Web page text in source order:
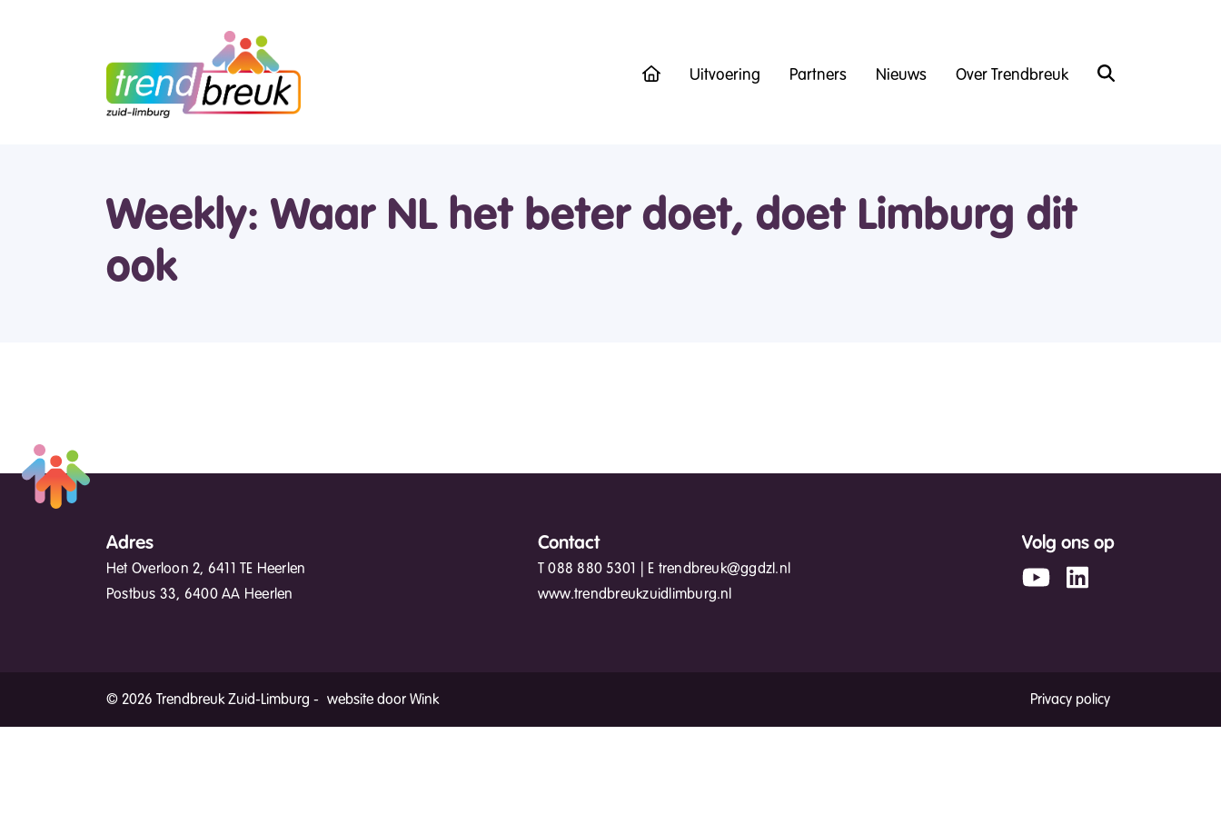
Uitvoering Partners Nieuws Over Trendbreuk
Weekly: Waar NL het beter doet, doet Limburg dit
ook
Adres
Het Overloon 2, 6411 TE Heerlen
Postbus 33, 6400 AA Heerlen
Contact
T088 880 5301 | E trendbreuk@ggdzl.nl
www.trendbreukzuidlimburg.nl
Volg ons op
© 2026 Trendbreuk Zuid-Limburg - website door Wink Privacy policy